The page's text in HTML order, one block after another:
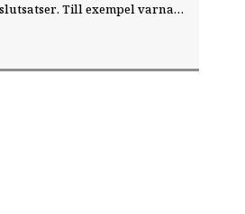
Till exempel varna